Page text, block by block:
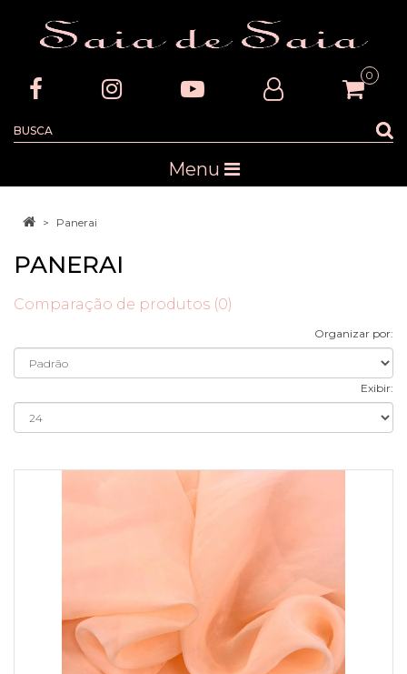
0
Menu
Panerai
PANERAI
Comparação de produtos (0)
Organizar por:
Exibir: